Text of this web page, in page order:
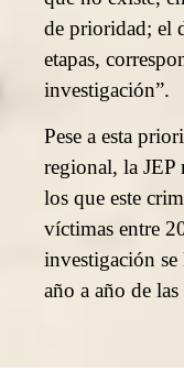
de prioridad; el
etapas,
investigación”.
Pese a esta
regional, la JEP
los que este
víctimas entre
investigación
año a año de